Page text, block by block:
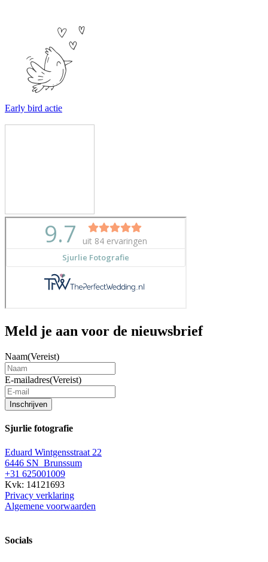
Early bird actie
Meld je aan voor de nieuwsbrief
Naam(Vereist)
E-mailadres(Vereist)
Inschrijven
Sjurlie fotografie
Eduard Wintgensstraat 22
6446 SN Brunssum
+31 625001009
Kvk: 14121693
Privacy verklaring
Algemene voorwaarden
Socials